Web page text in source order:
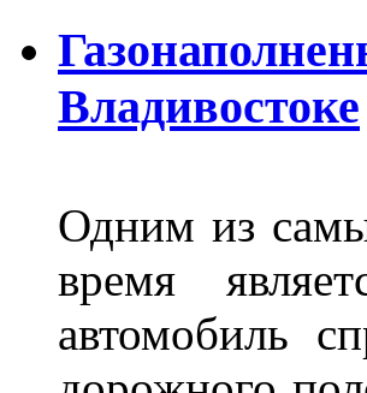
Владивостоке
Одним из
время
автомобиль